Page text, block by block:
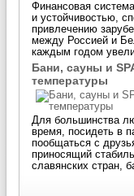
Финансовая
и устойчивостью,
привлечению
между Россией и
каждым годом
Бани, сауны и
температуры
Для большинства
время, посидеть в
пообщаться с
приносящий
славянских стран,